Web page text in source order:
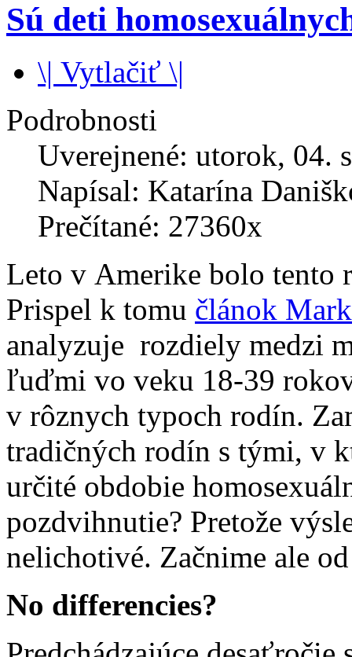
Sú deti
\| Vytlačiť \|
Podrobnosti
Uverejnené: utorok, 04.
Napísal: Katarína
Prečítané: 27360x
Leto v Amerike bolo tento
Prispel k tomu článok
analyzuje rozdiely medzi
ľuďmi vo veku 18-39
v rôznych typoch rodín.
tradičných rodín s tými, v
určité obdobie
pozdvihnutie? Pretože
nelichotivé. Začnime ale
No differencies?